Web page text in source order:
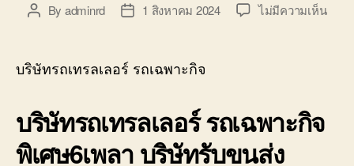
เขต
ติดต่อ
PostBy adminrd
Post1 สิงหาคม 2024 ไม่มีความเห็นบน
บริษัทรถเทรลเลอร์ รถเฉพาะกิจ
บริษัทรถเทรลเลอร์ รถเฉพาะกิจ
พิเศษ6เพลา บริษัทรับขนส่ง